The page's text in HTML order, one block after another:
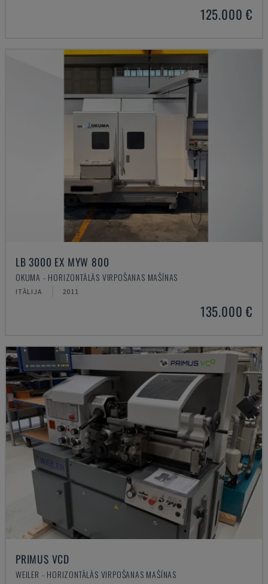
125.000 €
LB 3000 EX MYW 800
OKUMA - HORIZONTĀLĀS VIRPOŠANAS MAŠĪNAS
ITĀLIJA 2011
135.000 €
PRIMUS VCD
WEILER - HORIZONTĀLĀS VIRPOŠANAS MAŠĪNAS